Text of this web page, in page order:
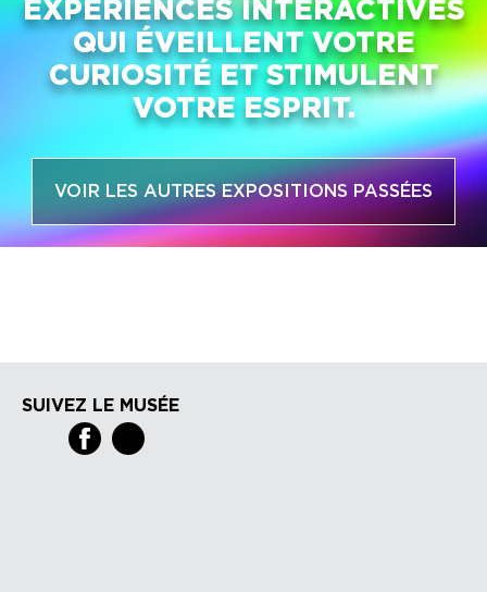
EXPÉRIENCES INTERACTIVES
QUI ÉVEILLENT VOTRE
CURIOSITÉ ET STIMULENT
VOTRE ESPRIT.
VOIR LES AUTRES EXPOSITIONS PASSÉES
SUIVEZ LE MUSÉE